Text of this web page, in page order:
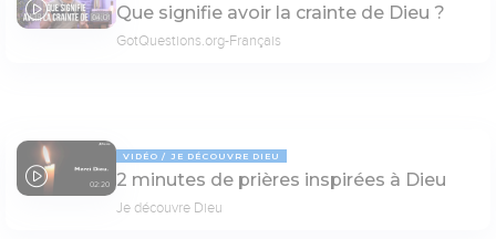
04:01 Que signifie avoir la crainte de Dieu ?
GotQuestions.org-Français
02:20
VIDÉO JE DÉCOUVRE DIEU
2 minutes de prières inspirées à Dieu
Je découvre Dieu